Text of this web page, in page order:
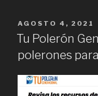
POSTED
ON
AGOSTO 4, 2021
Tu Polerón
polerones